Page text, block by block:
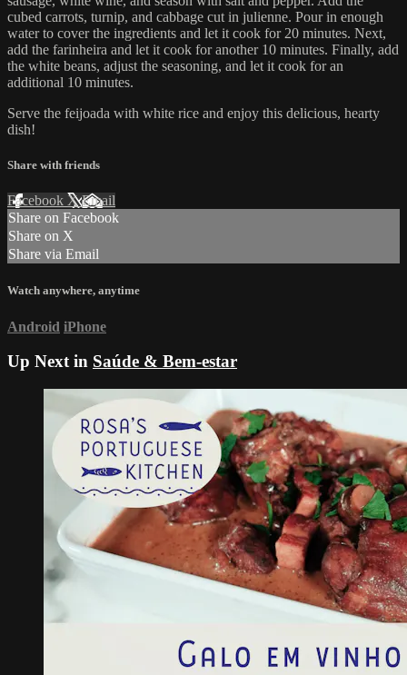
cubed carrots, turnip, and cabbage cut in julienne. Pour in enough
water to cover the ingredients and let it cook for 20 minutes. Next,
add the farinheira and let it cook for another 10 minutes. Finally, add
the white beans, adjust the seasoning, and let it cook for an
additional 10 minutes.
Serve the feijoada with white rice and enjoy this delicious, hearty
dish!
Share with friends
Facebook XEmail
Share on Facebook
Share on X
Share via Email
Watch anywhere, anytime
Android iPhone
Up Next in Saúde & Bem-estar